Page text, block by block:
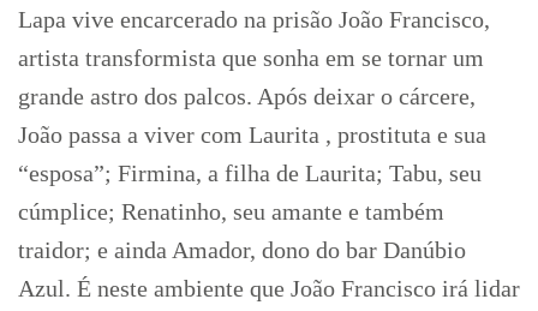
Lapa vive encarcerado na prisão João Francisco,
artista transformista que sonha em se tornar um
grande astro dos palcos. Após deixar o cárcere,
João passa a viver com Laurita , prostituta e sua
“esposa”; Firmina, a filha de Laurita; Tabu, seu
cúmplice; Renatinho, seu amante e também
traidor; e ainda Amador, dono do bar Danúbio
Azul. É neste ambiente que João Francisco irá lidar